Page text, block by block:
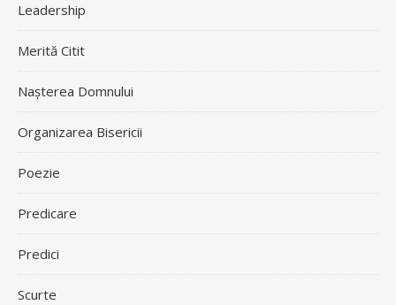
Leadership
Merită Citit
Nașterea Domnului
Organizarea Bisericii
Poezie
Predicare
Predici
Scurte